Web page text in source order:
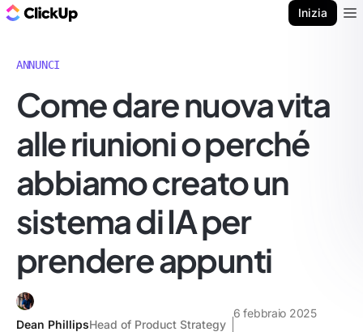
Inizia
ANNUNCI
Come dare nuova vita
alle riunioni o perché
abbiamo creato un
sistema di IA per
prendere appunti
Dean PhillipsHead of Product Strategy
6 febbraio 2025